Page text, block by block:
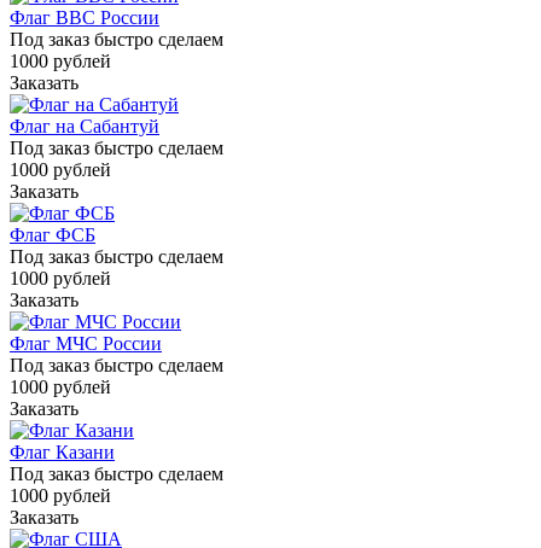
Флаг ВВС России
Под заказ быстро сделаем
1000 рублей
Заказать
Флаг на Сабантуй
Под заказ быстро сделаем
1000 рублей
Заказать
Флаг ФСБ
Под заказ быстро сделаем
1000 рублей
Заказать
Флаг МЧС России
Под заказ быстро сделаем
1000 рублей
Заказать
Флаг Казани
Под заказ быстро сделаем
1000 рублей
Заказать